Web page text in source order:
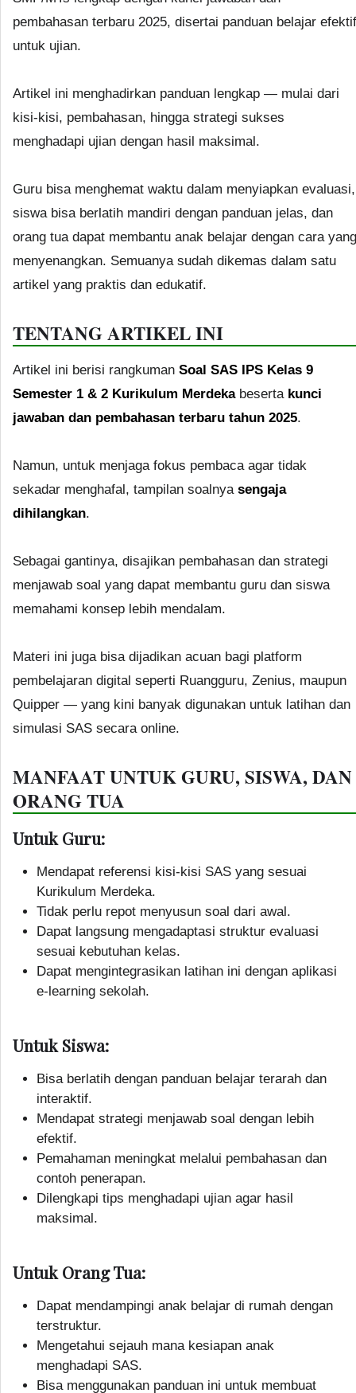
pembahasan terbaru 2025, disertai panduan belajar efektif
untuk ujian.
Artikel ini menghadirkan panduan lengkap — mulai dari
kisi-kisi, pembahasan, hingga strategi sukses
menghadapi ujian dengan hasil maksimal.
Guru bisa menghemat waktu dalam menyiapkan evaluasi,
siswa bisa berlatih mandiri dengan panduan jelas, dan
orang tua dapat membantu anak belajar dengan cara yang
menyenangkan. Semuanya sudah dikemas dalam satu
artikel yang praktis dan edukatif.
TENTANG ARTIKEL INI
Artikel ini berisi rangkuman Soal SAS IPS Kelas 9
Semester 1 & 2 Kurikulum Merdekabeserta kunci
jawaban dan pembahasan terbaru tahun 2025.
Namun, untuk menjaga fokus pembaca agar tidak
sekadar menghafal, tampilan soalnya sengaja
dihilangkan.
Sebagai gantinya, disajikan pembahasan dan strategi
menjawab soal yang dapat membantu guru dan siswa
memahami konsep lebih mendalam.
Materi ini juga bisa dijadikan acuan bagi platform
pembelajaran digital seperti Ruangguru, Zenius, maupun
Quipper — yang kini banyak digunakan untuk latihan dan
simulasi SAS secara online.
MANFAAT UNTUK GURU, SISWA, DAN
ORANG TUA
Untuk Guru:
Mendapat referensi kisi-kisi SAS yang sesuai
Kurikulum Merdeka.
Tidak perlu repot menyusun soal dari awal.
Dapat langsung mengadaptasi struktur evaluasi
sesuai kebutuhan kelas.
Dapat mengintegrasikan latihan ini dengan aplikasi
e-learning sekolah.
Untuk Siswa:
Bisa berlatih dengan panduan belajar terarah dan
interaktif.
Mendapat strategi menjawab soal dengan lebih
efektif.
Pemahaman meningkat melalui pembahasan dan
contoh penerapan.
Dilengkapi tips menghadapi ujian agar hasil
maksimal.
Untuk Orang Tua:
Dapat mendampingi anak belajar di rumah dengan
terstruktur.
Mengetahui sejauh mana kesiapan anak
menghadapi SAS.
Bisa menggunakan panduan ini untuk membuat